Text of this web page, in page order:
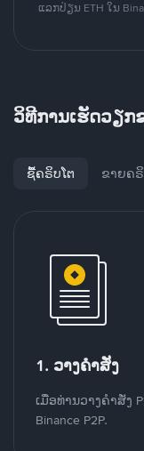
ແລກປ່ຽນ ETH ໃນ
ວິທີການເຮັດວຽກ
ຊື້ຄຣິບໂຕ ຂາຍຄ
1. ວາງຄໍາສັ່ງ
ເມື່ອທ່ານວາງຄໍາສັ່ງ
Binance P2P.